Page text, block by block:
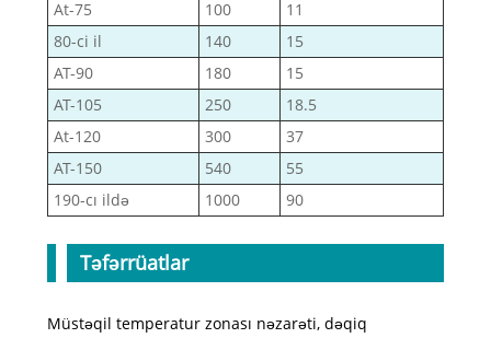
At-75
100
11
80-ci il
140
15
AT-90
180
15
AT-105
250
18.5
At-120
300
37
AT-150
540
55
190-cı ildə
1000 90
Təfərrüatlar
Müstəqil temperatur zonası nəzarəti, dəqiq